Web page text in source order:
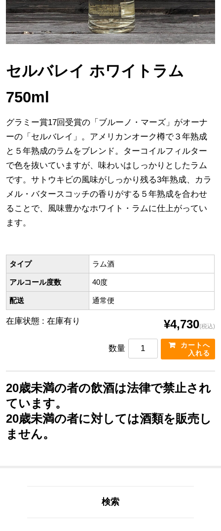
セルバレイ ホワイトラム
750ml
グラミー賞17回受賞の「ブルーノ・マーズ」がオーナ
ーの「セルバレイ」。アメリカンオーク樽で３年熟成
と５年熟成のラムをブレンド。ターコイルフィルター
で色を抜いていますが、味わいはしっかりとしたラム
です。サトウキビの風味がしっかり残る3年熟成、カラ
メル・バタースコッチの香りがする５年熟成を合わせ
ることで、風味豊かなホワイト・ラムに仕上がってい
ます。
タイプ ラム酒
アルコール度数 40度
配送 通常便
在庫状態 : 在庫有り ¥4,730(税込)
数量
20歳未満の者の飲酒は法律で禁止され
ています。
20歳未満の者に対しては酒類を販売し
ません。
検索